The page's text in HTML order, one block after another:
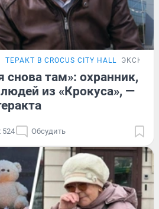
ТЕРАКТ В CROCUS CITY HALL
снова там»: охранник,
из «Крокуса», —
524 Обсудить